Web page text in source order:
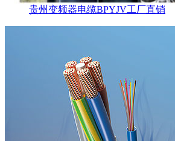
贵州变频器电缆BPYJV工厂直销